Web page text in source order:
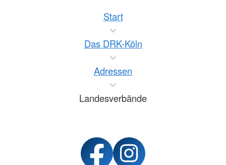
Start
Das DRK-Köln
Adressen
Landesverbände